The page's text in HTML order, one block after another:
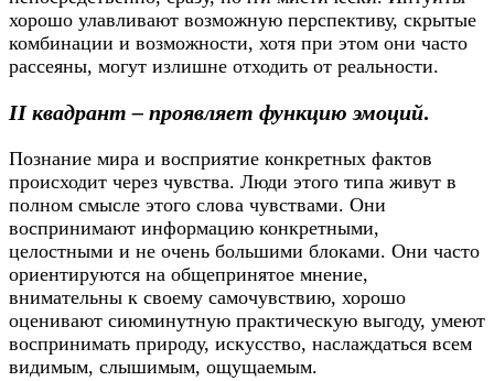
хорошо улавливают возможную перспективу, скрытые
комбинации и возможности, хотя при этом они часто
рассеяны, могут излишне отходить от реальности.
II квадрант – проявляет функцию эмоций.
Познание мира и восприятие конкретных фактов
происходит через чувства. Люди этого типа живут в
полном смысле этого слова чувствами. Они
воспринимают информацию конкретными,
целостными и не очень большими блоками. Они часто
ориентируются на общепринятое мнение,
внимательны к своему самочувствию, хорошо
оценивают сиюминутную практическую выгоду, умеют
воспринимать природу, искусство, наслаждаться всем
видимым, слышимым, ощущаемым.